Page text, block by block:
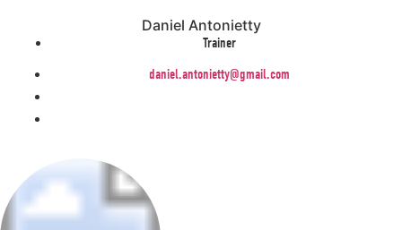
Daniel Antonietty
Trainer
daniel.antonietty@gmail.com